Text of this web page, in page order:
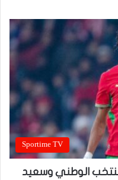
Sportime TV
الوطني وسعيد